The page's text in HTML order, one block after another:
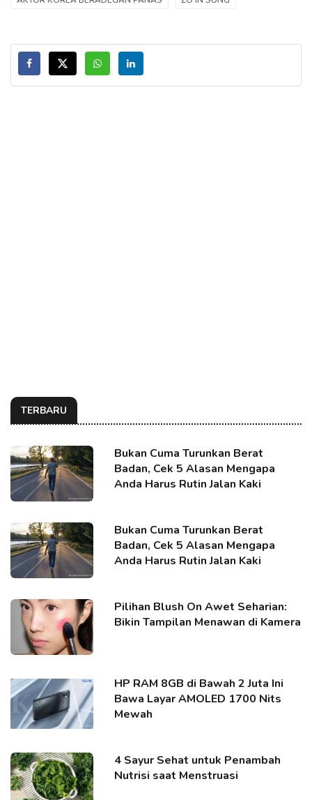
TERBARU
Bukan Cuma Turunkan Berat
Badan, Cek 5 Alasan Mengapa
Anda Harus Rutin Jalan Kaki
Bukan Cuma Turunkan Berat
Badan, Cek 5 Alasan Mengapa
Anda Harus Rutin Jalan Kaki
Pilihan Blush On Awet Seharian:
Bikin Tampilan Menawan di Kamera
HP RAM 8GB di Bawah 2 Juta Ini
Bawa Layar AMOLED 1700 Nits
Mewah
4 Sayur Sehat untuk Penambah
Nutrisi saat Menstruasi